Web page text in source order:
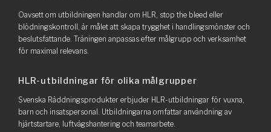
Oavsett om utbildningen handlar om HLR, stop the bleed eller
blödningskontroll, är målet att skapa trygghet i handlingsmönster och
beslutsfattande. Träningen anpassas efter målgrupp och verksamhet
för maximal relevans.
HLR-utbildningar för olika målgrupper
Svenska Räddningsprodukter erbjuder HLR-utbildningar för vuxna,
barn och insatspersonal. Utbildningarna omfattar användning av
hjärtstartare, luftvägshantering och teamarbete.